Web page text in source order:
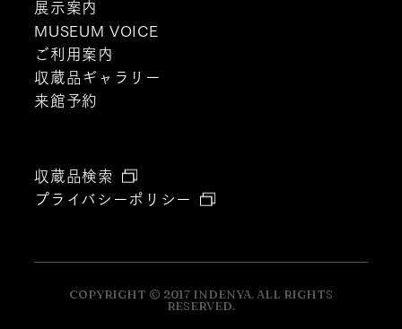
展示案内
MUSEUM VOICE
ご利用案内
収蔵品ギャラリー
来館予約
収蔵品検索
プライバシーポリシー
COPYRIGHT © 2017 INDENYA. ALL RIGHTS
RESERVED.